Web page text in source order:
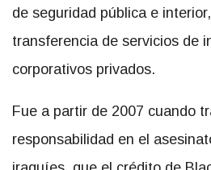
de seguridad pública e
transferencia de servicios de
corporativos privados.
Fue a partir de 2007 cuando
responsabilidad en el